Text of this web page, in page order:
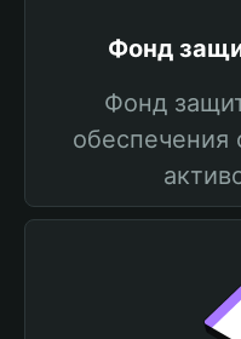
Фонд
Фонд
обеспечения